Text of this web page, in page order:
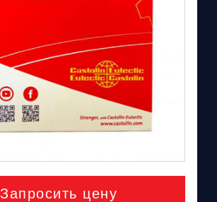
Запросить цену